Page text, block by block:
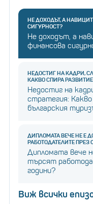
НЕ ДОХОДЪТ, А
СИГУРНОСТ?
Не доходът, а
финансова
НЕДОСТИГ НА КАДРИ,
КАКВО СПИРА
Недостиг на
стратегия:
българския
ДИПЛОМАТА ВЕЧЕ НЕ Е
РАБОТОДАТЕЛИТЕ
Дипломата вече
търсят
години?
Виж всички